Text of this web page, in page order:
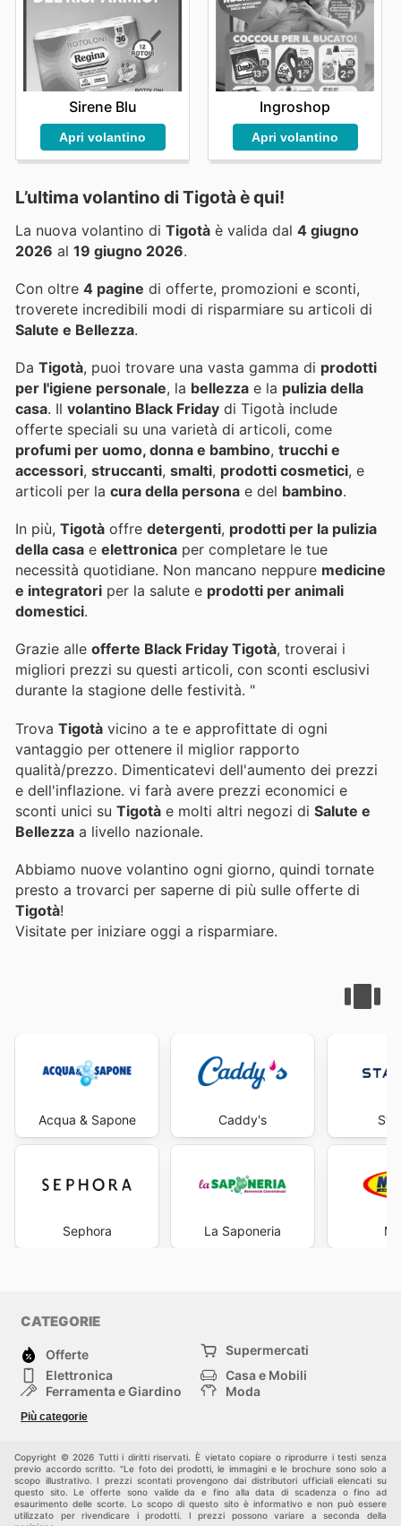
Sirene Blu
Apri volantino
Ingroshop
Apri volantino
L’ultima volantino di Tigotà è qui!
La nuova volantino di Tigotà è valida dal 4 giugno
2026 al 19 giugno 2026.
Con oltre 4 pagine di offerte, promozioni e sconti,
troverete incredibili modi di risparmiare su articoli di
Salute e Bellezza.
Da Tigotà, puoi trovare una vasta gamma di prodotti
per l'igiene personale, la bellezza e la pulizia della
casa. Il volantino Black Friday di Tigotà include
offerte speciali su una varietà di articoli, come
profumi per uomo, donna e bambino, trucchi e
accessori, struccanti, smalti, prodotti cosmetici, e
articoli per la cura della persona e del bambino.
In più, Tigotà offre detergenti, prodotti per la pulizia
della casa e elettronica per completare le tue
necessità quotidiane. Non mancano neppure medicine
e integratori per la salute e prodotti per animali
domestici.
Grazie alle offerte Black Friday Tigotà, troverai i
migliori prezzi su questi articoli, con sconti esclusivi
durante la stagione delle festività. "
Trova Tigotà vicino a te e approfittate di ogni
vantaggio per ottenere il miglior rapporto
qualità/prezzo. Dimenticatevi dell'aumento dei prezzi
e dell'inflazione. vi farà avere prezzi economici e
sconti unici su Tigotà e molti altri negozi di Salute e
Bellezza a livello nazionale.
Abbiamo nuove volantino ogni giorno, quindi tornate
presto a trovarci per saperne di più sulle offerte di
Tigotà!
Visitate per iniziare oggi a risparmiare.
Acqua & Sapone
Sephora
Caddy's
La Saponeria
CATEGORIE
Offerte
Supermercati
Elettronica
Casa e Mobili
Ferramenta e Giardino
Moda
Bambini e Neonati
Più categorie
Copyright © 2026 Tutti i diritti riservati. È vietato copiare o riprodurre i testi senza
previo accordo scritto. "Le foto dei prodotti, le immagini e le brochure sono solo a
scopo illustrativo. I prezzi scontati provengono dai distributori ufficiali elencati su
questo sito. Le offerte sono valide da e fino alla data di scadenza o fino ad
esaurimento delle scorte. Lo scopo di questo sito è informativo e non può essere
utilizzato per rivendicare i prodotti. I prezzi possono variare a seconda della